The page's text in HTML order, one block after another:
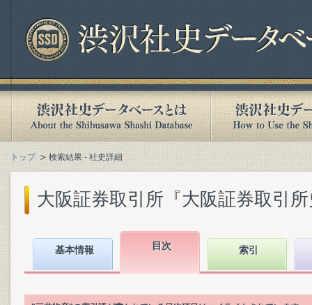
トップ 検索結果 - 社史詳細
大阪証券取引所『大阪証券取引
基本情報 目次 索引